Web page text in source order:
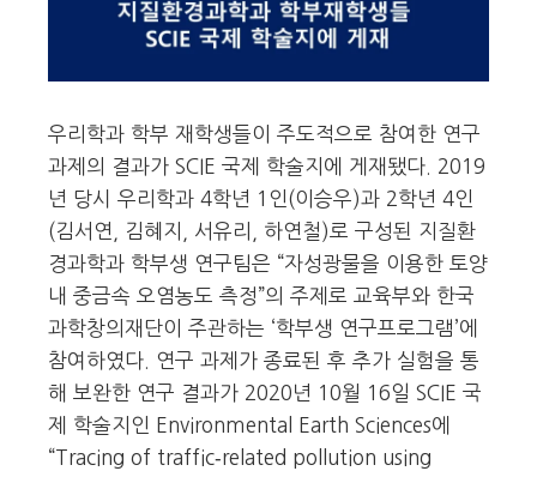
우리학과 학부 재학생들이 주도적으로 참여한 연구
과제의 결과가 SCIE 국제 학술지에 게재됐다. 2019
년 당시 우리학과 4학년 1인(이승우)과 2학년 4인
(김서연, 김혜지, 서유리, 하연철)로 구성된 지질환
경과학과 학부생 연구팀은 “자성광물을 이용한 토양
내 중금속 오염농도 측정”의 주제로 교육부와 한국
과학창의재단이 주관하는 ‘학부생 연구프로그램’에
참여하였다. 연구 과제가 종료된 후 추가 실험을 통
해 보완한 연구 결과가 2020년 10월 16일 SCIE 국
제 학술지인 Environmental Earth Sciences에
“Tracing of traffic‑related pollution using